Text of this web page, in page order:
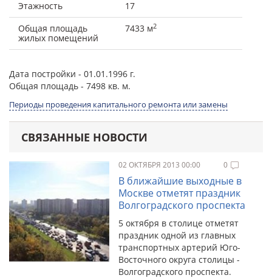
Этажность
17
Общая площадь
жилых помещений
7433 м2
Дата постройки - 01.01.1996 г.
Общая площадь - 7498 кв. м.
Периоды проведения капитального ремонта или замены
СВЯЗАННЫЕ НОВОСТИ
02 ОКТЯБРЯ 2013 00:00 0
В ближайшие выходные в
Москве отметят праздник
Волгоградского проспекта
5 октября в столице отметят
праздник одной из главных
транспортных артерий Юго-
Восточного округа столицы -
Волгоградского проспекта.